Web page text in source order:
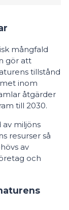
mångfald
gör att
tillstånd
inom
åtgärder
till 2030.
miljöns
resurser så
av
och